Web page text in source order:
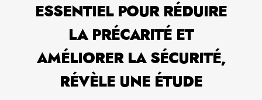
ESSENTIEL POUR RÉDUIRE
LA PRÉCARITÉ ET
AMÉLIORER LA SÉCURITÉ,
RÉVÈLE UNE ÉTUDE